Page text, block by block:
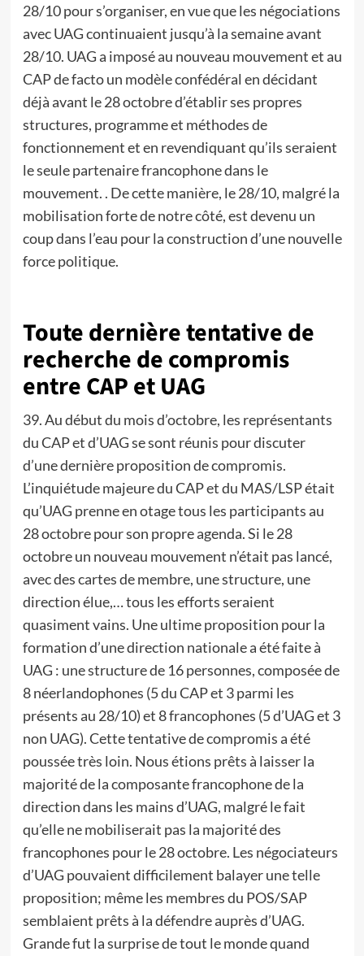
28/10 pour s’organiser, en vue que les négociations
avec UAG continuaient jusqu’à la semaine avant
28/10. UAG a imposé au nouveau mouvement et au
CAP de facto un modèle confédéral en décidant
déjà avant le 28 octobre d’établir ses propres
structures, programme et méthodes de
fonctionnement et en revendiquant qu’ils seraient
le seule partenaire francophone dans le
mouvement. . De cette manière, le 28/10, malgré la
mobilisation forte de notre côté, est devenu un
coup dans l’eau pour la construction d’une nouvelle
force politique.
Toute dernière tentative de
recherche de compromis
entre CAP et UAG
39. Au début du mois d’octobre, les représentants
du CAP et d’UAG se sont réunis pour discuter
d’une dernière proposition de compromis.
L’inquiétude majeure du CAP et du MAS/LSP était
qu’UAG prenne en otage tous les participants au
28 octobre pour son propre agenda. Si le 28
octobre un nouveau mouvement n’était pas lancé,
avec des cartes de membre, une structure, une
direction élue,… tous les efforts seraient
quasiment vains. Une ultime proposition pour la
formation d’une direction nationale a été faite à
UAG : une structure de 16 personnes, composée de
8 néerlandophones (5 du CAP et 3 parmi les
présents au 28/10) et 8 francophones (5 d’UAG et 3
non UAG). Cette tentative de compromis a été
poussée très loin. Nous étions prêts à laisser la
majorité de la composante francophone de la
direction dans les mains d’UAG, malgré le fait
qu’elle ne mobiliserait pas la majorité des
francophones pour le 28 octobre. Les négociateurs
d’UAG pouvaient difficilement balayer une telle
proposition; même les membres du POS/SAP
semblaient prêts à la défendre auprès d’UAG.
Grande fut la surprise de tout le monde quand